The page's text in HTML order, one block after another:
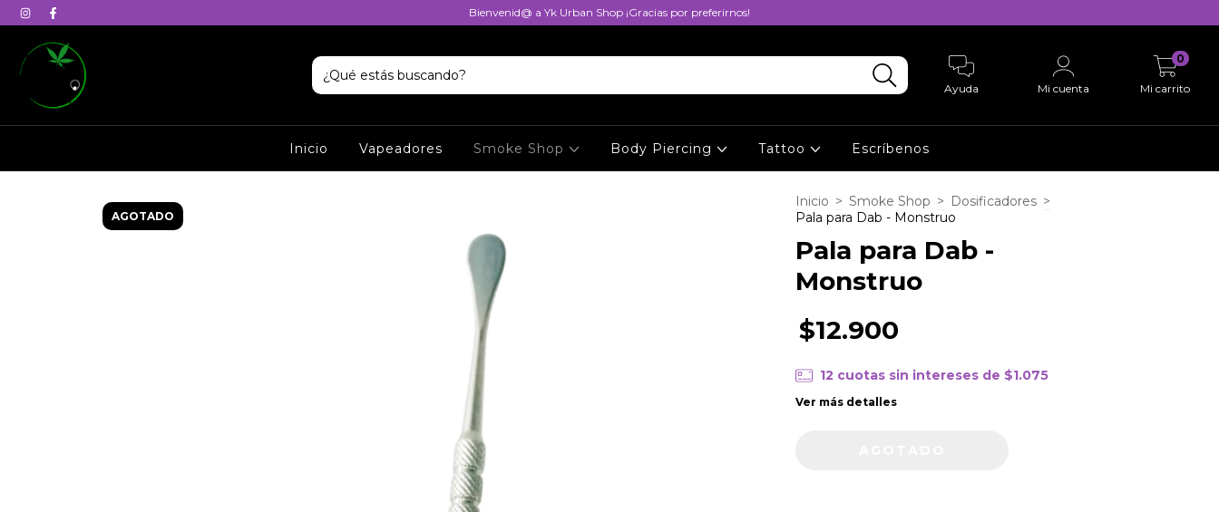
Bienvenid@ a Yk Urban Shop ¡Gracias por preferirnos!
Ayuda Mi cuenta Mi carrito
0
Inicio Vapeadores Smoke Shop Body Piercing Tattoo Escríbenos
AGOTADO
Inicio > Smoke Shop > Dosificadores >
Pala para Dab - Monstruo
Pala para Dab -
Monstruo
$12.900
12 cuotas sin intereses de $1.075
Ver más detalles